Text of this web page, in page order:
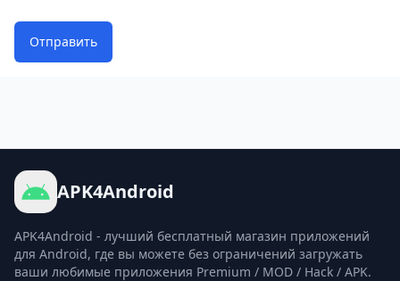
Отправить
APK4Android
APK4Android - лучший бесплатный магазин приложений
для Android, где вы можете без ограничений загружать
ваши любимые приложения Premium / MOD / Hack / APK.